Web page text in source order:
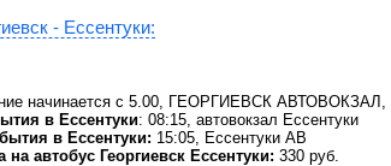
- Ессентуки:
начинается с 5.00, ГЕОРГИЕВСК АВТОВОКЗАЛ,
в Ессентуки: 08:15, автовокзал Ессентуки
в Ессентуки: 15:05, Ессентуки АВ
автобус Георгиевск Ессентуки: 330 руб.